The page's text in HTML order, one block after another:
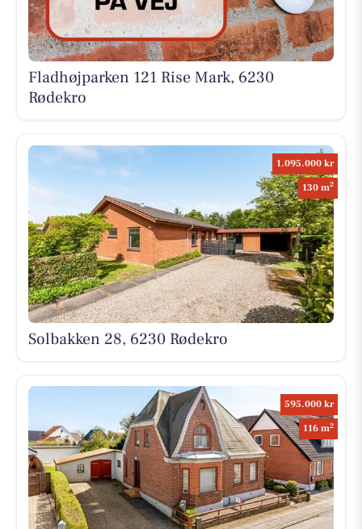
Fladhøjparken 121 Rise Mark, 6230
Rødekro
1.095.000 kr
130 m2
Solbakken 28, 6230 Rødekro
595.000 kr
116 m2